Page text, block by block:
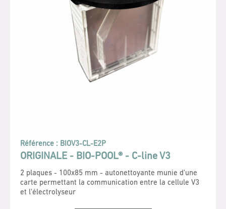
Référence : BIOV3-CL-E2P
ORIGINALE - BIO-POOL® - C-line V3
2 plaques - 100x85 mm - autonettoyante munie d'une
carte permettant la communication entre la cellule V3
et l'électrolyseur